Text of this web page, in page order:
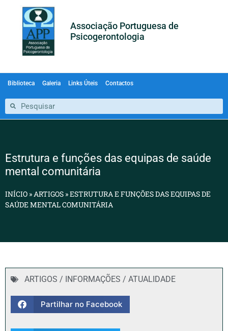
Associação Portuguesa de
Psicogerontologia
Biblioteca Galeria Links Úteis Contactos
Estrutura e funções das equipas de saúde
mental comunitária
INÍCIO » ARTIGOS »ESTRUTURA E FUNÇÕES DAS EQUIPAS DE
SAÚDE MENTAL COMUNITÁRIA
ARTIGOS / INFORMAÇÕES / ATUALIDADE
Partilhar no Facebook